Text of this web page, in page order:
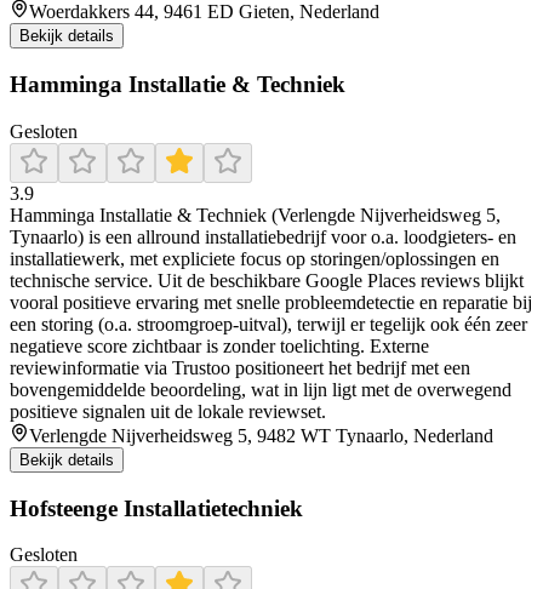
Woerdakkers 44, 9461 ED Gieten, Nederland
Bekijk details
Hamminga Installatie & Techniek
Gesloten
3.9
Hamminga Installatie & Techniek (Verlengde Nijverheidsweg 5,
Tynaarlo) is een allround installatiebedrijf voor o.a. loodgieters- en
installatiewerk, met expliciete focus op storingen/oplossingen en
technische service. Uit de beschikbare Google Places reviews blijkt
vooral positieve ervaring met snelle probleemdetectie en reparatie bij
een storing (o.a. stroomgroep-uitval), terwijl er tegelijk ook één zeer
negatieve score zichtbaar is zonder toelichting. Externe
reviewinformatie via Trustoo positioneert het bedrijf met een
bovengemiddelde beoordeling, wat in lijn ligt met de overwegend
positieve signalen uit de lokale reviewset.
Verlengde Nijverheidsweg 5, 9482 WT Tynaarlo, Nederland
Bekijk details
Hofsteenge Installatietechniek
Gesloten